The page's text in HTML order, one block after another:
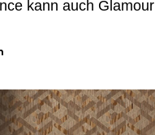
kann auch Glamour